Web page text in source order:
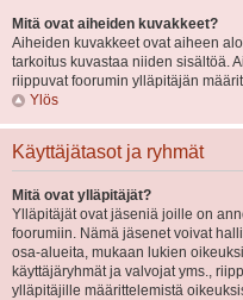
Mitä ovat aiheiden kuvakkeet?
Aiheiden kuvakkeet ovat aiheen
tarkoitus kuvastaa niiden sisältöä.
riippuvat foorumin ylläpitäjän
Ylös
Käyttäjätasot ja ryhmät
Mitä ovat ylläpitäjät?
Ylläpitäjät ovat jäseniä joille on
foorumiin. Nämä jäsenet voivat
osa-alueita, mukaan lukien
käyttäjäryhmät ja valvojat yms.,
ylläpitäjille määrittelemistä